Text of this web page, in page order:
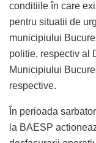
conditiile în care
pentru situatii de
municipiului
politie, respectiv al
Municipiului
respective.
În perioada
la BAESP